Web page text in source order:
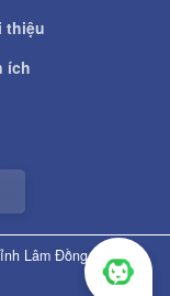
thiệu
ích
Lâm Đồng